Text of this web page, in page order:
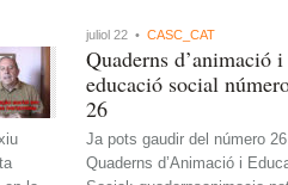
juliol 22 • CASC_CAT
Quaderns d’animació i
educació social
26
Ja pots gaudir del número
Quaderns d’Animació i